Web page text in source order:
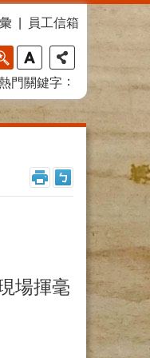
員工信箱
門關鍵字
場揮毫